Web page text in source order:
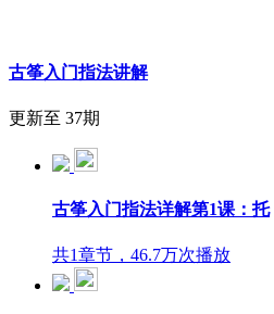
古筝入门指法讲解
更新至 37期
古筝入门指法详解第1课：托
共1章节，46.7万次播放